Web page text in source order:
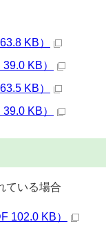
KB）
KB）
KB）
KB）
ている場合
102.0 KB）